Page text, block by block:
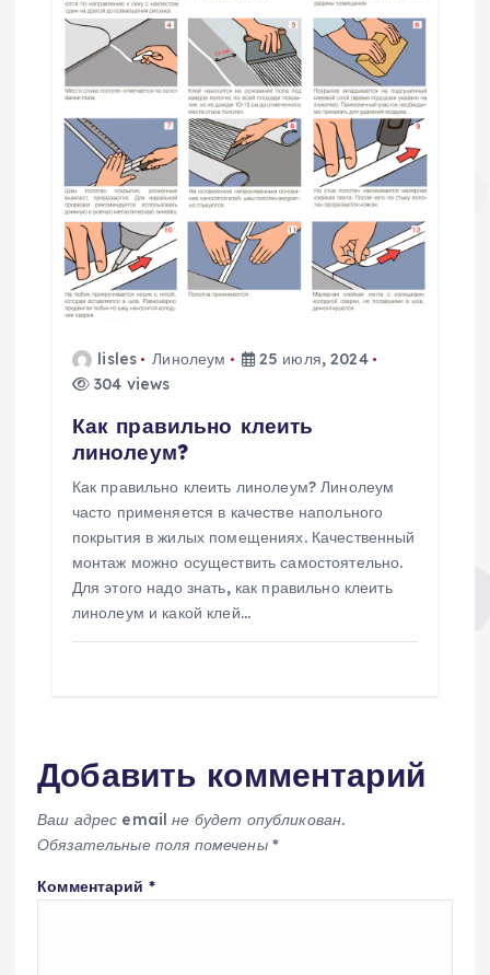
lisles Линолеум
25 июля, 2024
304 views
Как правильно клеить
линолеум?
Как правильно клеить линолеум? Линолеум
часто применяется в качестве напольного
покрытия в жилых помещениях. Качественный
монтаж можно осуществить самостоятельно.
Для этого надо знать, как правильно клеить
линолеум и какой клей…
Добавить комментарий
Ваш адрес email не будет опубликован.
Обязательные поля помечены *
Комментарий *